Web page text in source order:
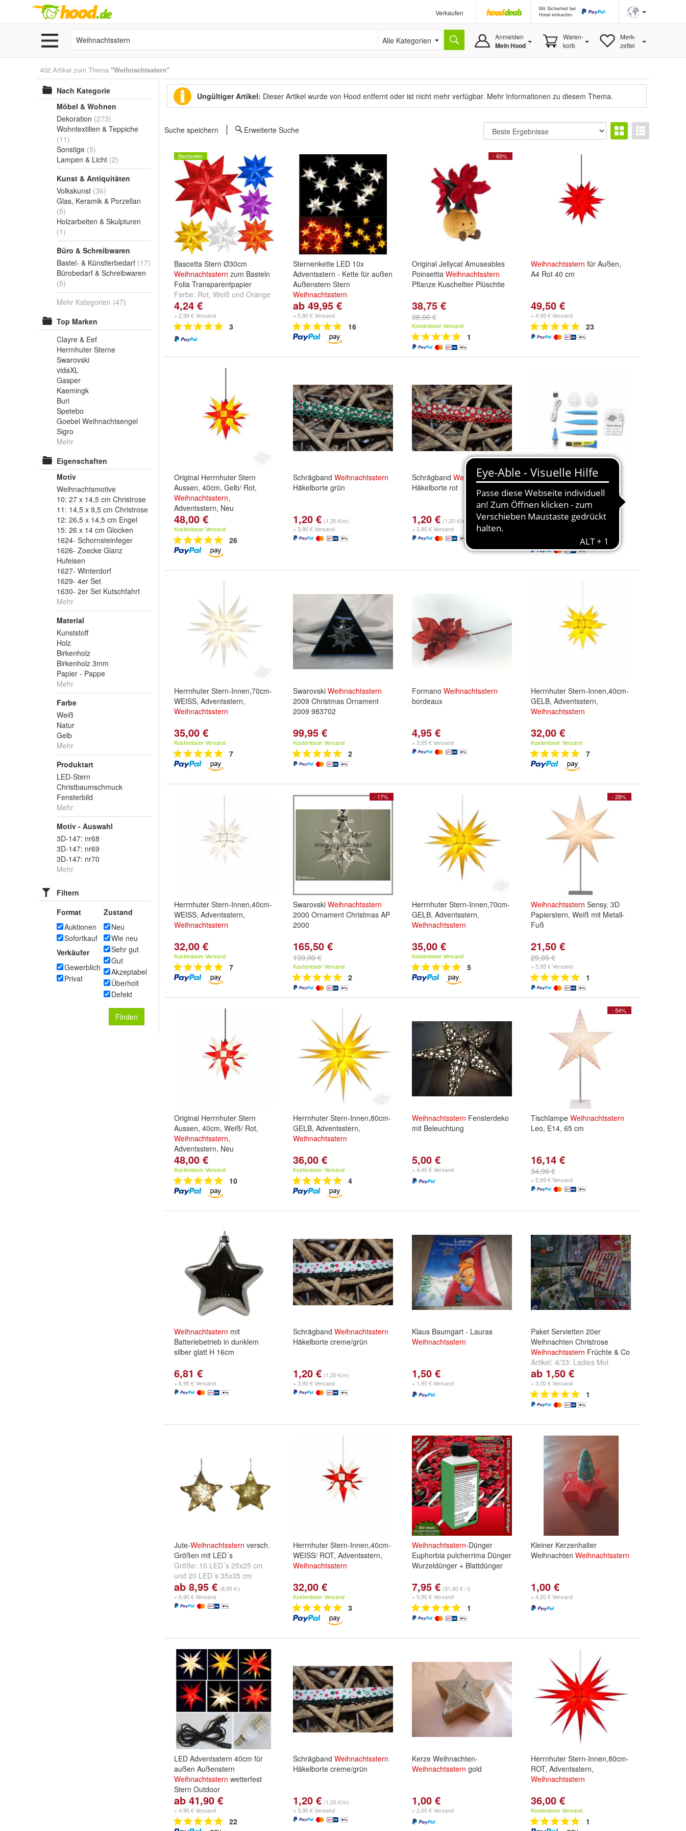
Verkaufen
Mit Sicherheit bei
Hood einkaufen
Alle Kategorien Anmelden
Mein Hood
Waren-
korb
Merk-
zettel
402 Artikel zum Thema "Weihnachtsstern"
Nach Kategorie
Möbel & Wohnen
Dekoration (273)
Wohntextilien & Teppiche
(11)
Sonstige (5)
Lampen & Licht (2)
Kunst & Antiquitäten
Volkskunst (36)
Glas, Keramik & Porzellan
(5)
Holzarbeiten & Skulpturen
(1)
Büro & Schreibwaren
Bastel- & Künstlerbedarf (17)
Bürobedarf & Schreibwaren
(5)
Mehr Kategorien (47)
Top Marken
Clayre & Eef
Herrnhuter Sterne
Swarovski
vidaXL
Gasper
Kaemingk
Buri
Spetebo
Goebel Weihnachtsengel
Sigro
Mehr
Eigenschaften
Motiv
Weihnachtsmotive
10: 27 x 14,5 cm Christrose
11: 14,5 x 9,5 cm Christrose
12: 26,5 x 14,5 cm Engel
15: 26 x 14 cm Glocken
1624- Schornsteinfeger
1626- Zoecke Glanz
Hufeisen
1627- Winterdorf
1629- 4er Set
1630- 2er Set Kutschfahrt
Mehr
Material
Kunststoff
Holz
Birkenholz
Birkenholz 3mm
Papier - Pappe
Mehr
Farbe
Weiß
Natur
Gelb
Mehr
Produktart
LED-Stern
Christbaumschmuck
Fensterbild
Mehr
Motiv - Auswahl
3D-147: nr68
3D-147: nr69
3D-147: nr70
Mehr
Filtern
Format
Auktionen
Sofortkauf
Verkäufer
Gewerblich
Privat
Zustand
Neu
Wie neu
Sehr gut
Gut
Akzeptabel
Überholt
Defekt
Finden
Ungültiger Artikel: Dieser Artikel wurde von Hood entfernt oder ist nicht mehr verfügbar. Mehr Informationen zu diesem Thema.
Suche speichern Erweiterte Suche
Bestseller
Bascetta Stern Ø30cm
Weihnachtsstern zum Basteln
Folia Transparentpapier
Farbe: Rot, Weiß und Orange
4,24 €
+ 2,99 € Versand
3
Sternenkette LED 10x
Adventsstern - Kette für außen
Außenstern Stern
Weihnachtsstern
Farbe:weiß, rot
weitere ...
ab 49,95 €
+ 5,80 € Versand
16
- 60%
Original Jellycat Amuseables
Poinsettia Weihnachtsstern
Pflanze Kuscheltier Plüschtie
38,75 €
98,00 €
Kostenloser Versand
1
Weihnachtsstern für Außen,
A4 Rot 40 cm
49,50 €
+ 4,95 € Versand
23
Original Herrnhuter Stern
Aussen, 40cm, Gelb/ Rot,
Weihnachtsstern,
Adventsstern, Neu
48,00 €
Kostenloser Versand
26
Schrägband Weihnachtsstern
Häkelborte grün
1,20 € (1,20 €/m)
+ 3,90 € Versand
Schrägband Weihnachtsstern
Häkelborte rot
1,20 € (1,20 €/m)
+ 3,90 € Versand
Weihnachtssternfür Bastler,
Blau 13 cm
15,50 €
2
Herrnhuter Stern-Innen,70cm-
WEISS, Adventsstern,
Weihnachtsstern
35,00 €
Kostenloser Versand
7
Swarovski Weihnachtsstern
2009 Christmas Ornament
2009 983702
99,95 €
Kostenloser Versand
2
Formano Weihnachtsstern
bordeaux
4,95 €
+ 3,95 € Versand
Herrnhuter Stern-Innen,40cm-
GELB, Adventsstern,
Weihnachtsstern
32,00 €
Kostenloser Versand
7
Herrnhuter Stern-Innen,40cm-
WEISS, Adventsstern,
Weihnachtsstern
32,00 €
Kostenloser Versand
7
- 17%
Swarovski Weihnachtsstern
2000 Ornament Christmas AP
2000
165,50 €
199,90 €
Kostenloser Versand
2
Herrnhuter Stern-Innen,70cm-
GELB, Adventsstern,
Weihnachtsstern
35,00 €
Kostenloser Versand
5
- 28%
Weihnachtsstern Sensy, 3D
Papierstern, Weiß mit Metall-
Fuß
21,50 €
29,95 €
+ 5,95 € Versand
1
Original Herrnhuter Stern
Aussen, 40cm, Weiß/ Rot,
Weihnachtsstern,
Adventsstern, Neu
48,00 €
Kostenloser Versand
10
Herrnhuter Stern-Innen,80cm-
GELB, Adventsstern,
Weihnachtsstern
36,00 €
Kostenloser Versand
4
Weihnachtsstern Fensterdeko
mit Beleuchtung
5,00 €
+ 4,40 € Versand
- 54%
Tischlampe Weihnachtsstern
Leo, E14, 65 cm
16,14 €
34,90 €
+ 5,95 € Versand
Weihnachtsstern mit
Batteriebetrieb in dunklem
silber glatt H 16cm
6,81 €
+ 6,95 € Versand
Schrägband Weihnachtsstern
Häkelborte creme/grün
1,20 € (1,20 €/m)
+ 3,90 € Versand
Klaus Baumgart - Lauras
Weihnachtsstern
1,50 €
+ 1,90 € Versand
Paket Servietten 20er
Weihnachten Christrose
Weihnachtsstern Früchte & Co
Artikel: 4/33: Ladies Mol
Früchte,4/34 Avat Garde
Tannenzapfen
Ilexundweitere ...
ab 1,50 €
+ 3,00 € Versand
1
Jute-Weihnachtsstern versch.
Größen mit LED´s
Größe: 10 LED´s 25x25 cm
und 20 LED´s 35x35 cm
ab 8,95 € (8,95 €/)
+ 6,90 € Versand
Herrnhuter Stern-Innen,40cm-
WEISS/ ROT, Adventsstern,
Weihnachtsstern
32,00 €
Kostenloser Versand
3
Weihnachtsstern-Dünger
Euphorbia pulcherrima Dünger
Wurzeldünger + Blattdünger
7,95 € (31,80 € / l)
+ 5,90 € Versand
1
Kleiner Kerzenhalter
Weihnachten Weihnachtsstern
1,00 €
+ 4,20 € Versand
LED Adventsstern 40cm für
außen Außenstern
Weihnachtsstern wetterfest
Stern Outdoor
Farbe:weiß, gelb
weitere ...
ab 41,90 €
+ 4,90 € Versand
22
Schrägband Weihnachtsstern
Häkelborte creme/grün
1,20 € (1,20 €/m)
+ 3,90 € Versand
Kerze Weihnachten-
Weihnachtsstern gold
1,00 €
+ 2,00 € Versand
Herrnhuter Stern-Innen,80cm-
ROT, Adventsstern,
Weihnachtsstern
36,00 €
Kostenloser Versand
1